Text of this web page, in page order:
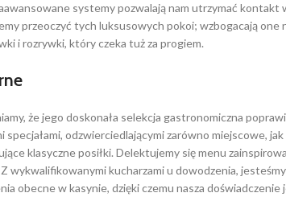
systemy pozwalają nam utrzymać
przeoczyć tych luksusowych pokoi; wzbogacają
i rozrywki, który czeka tuż za progiem.
że jego doskonała selekcja gastronomiczna
specjałami, odzwierciedlającymi zarówno miejscowe,
klasyczne posiłki. Delektujemy się menu
wykwalifikowanymi kucharzami u dowodzenia,
obecne w kasynie, dzięki czemu nasza